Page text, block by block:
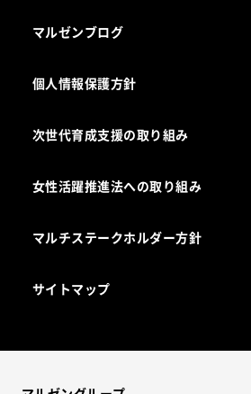
マルゼンブログ
個人情報保護方針
次世代育成支援の取り組み
女性活躍推進法への取り組み
マルチステークホルダー方針
サイトマップ